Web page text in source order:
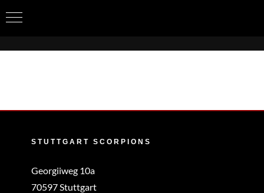
STUTTGART SCORPIONS
Georgiiweg 10a
70597 Stuttgart